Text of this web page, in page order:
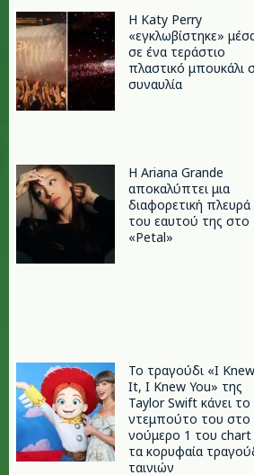
H Katy Perry
«εγκλωβίστηκε»
σε ένα τεράστιο
πλαστικό μπουκάλι
συναυλία
Η Ariana Grande
αποκαλύπτει μια
διαφορετική πλευρά
του εαυτού της στο
«Petal»
Το τραγούδι «I Knew
It, I Knew You» της
Taylor Swift κάνει το
ντεμπούτο του στο
νούμερο 1 του chart
τα κορυφαία
ταινιών